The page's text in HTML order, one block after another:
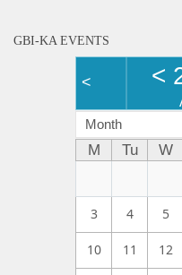
GBI-KA EVENTS
< <
Month
M Tu W
3 4 5
10 11 12